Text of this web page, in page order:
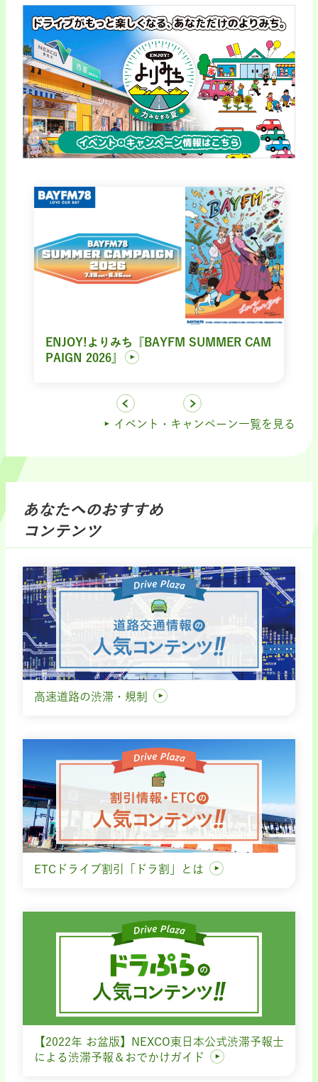
ENJOY!よりみち『BAYFM SUMMER CAM
PAIGN 2026』
イベント・キャンペーン一覧を見る
あなたへのおすすめ
コンテンツ
高速道路の渋滞・規制
ETCドライブ割引「ドラ割」とは
【2022年 お盆版】NEXCO東日本公式渋滞予報士
による渋滞予報＆おでかけガイド